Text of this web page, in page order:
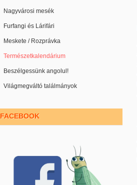
Nagyvárosi mesék
Furfangi és Lárifári
Meskete / Rozprávka
Természetkalendárium
Beszélgessünk angolul!
Világmegváltó találmányok
FACEBOOK